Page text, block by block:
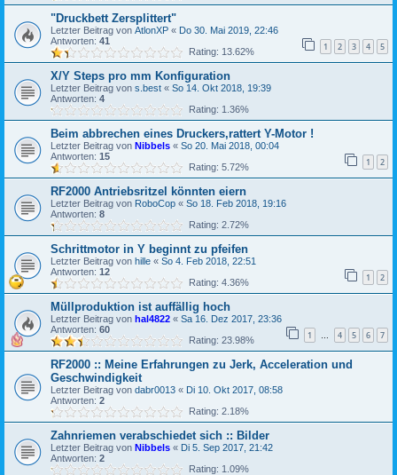
"Druckbett Zersplittert"
Letzter Beitrag von AtlonXP « Do 30. Mai 2019, 22:46
Antworten: 41 1 2 3 4 5
Rating: 13.62%
X/Y Steps pro mm Konfiguration
Letzter Beitrag von s.best « So 14. Okt 2018, 19:39
Antworten: 4
Rating: 1.36%
Beim abbrechen eines Druckers,rattert Y-Motor !
Letzter Beitrag von Nibbels « So 20. Mai 2018, 00:04
Antworten: 15 1 2
Rating: 5.72%
RF2000 Antriebsritzel könnten eiern
Letzter Beitrag von RoboCop « So 18. Feb 2018, 19:16
Antworten: 8
Rating: 2.72%
Schrittmotor in Y beginnt zu pfeifen
Letzter Beitrag von hille « So 4. Feb 2018, 22:51
Antworten: 12 1 2
Rating: 4.36%
Müllproduktion ist auffällig hoch
Letzter Beitrag von hal4822 « Sa 16. Dez 2017, 23:36
Antworten: 60 1 … 4 5 6 7
Rating: 23.98%
RF2000 :: Meine Erfahrungen zu Jerk, Acceleration und
Geschwindigkeit
Letzter Beitrag von dabr0013 « Di 10. Okt 2017, 08:58
Antworten: 2
Rating: 2.18%
Zahnriemen verabschiedet sich :: Bilder
Letzter Beitrag von Nibbels « Di 5. Sep 2017, 21:42
Antworten: 2
Rating: 1.09%